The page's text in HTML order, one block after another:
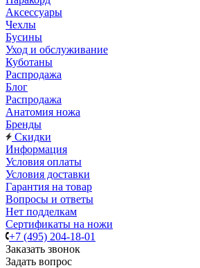
Аксессуары
Чехлы
Бусины
Уход и обслуживание
Куботаны
Распродажа
Блог
Распродажа
Анатомия ножа
Бренды
Скидки
Информация
Условия оплаты
Условия доставки
Гарантия на товар
Вопросы и ответы
Нет подделкам
Сертификаты на ножи
+7 (495) 204-18-01
Заказать звонок
Задать вопрос